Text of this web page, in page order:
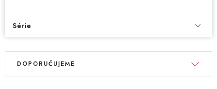
Série
V
Ř
DOPORUČUJEME